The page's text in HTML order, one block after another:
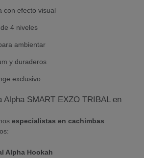
con efecto visual
4 niveles
ambientar
y duraderos
exclusivo
Alpha SMART EXZO TRIBAL en
especialistas en cachimbas
Alpha Hookah